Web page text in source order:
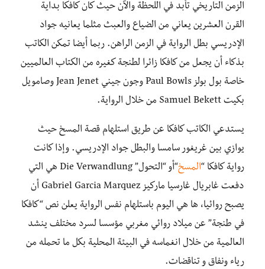
الزمن التاريخي تأبد في اللحظة والآن حيث كان كافكا بداية
القرن العشرين يعاني من الضياع والعبث مثلما يعانيه جواد
الإدريسي بطل الرواية في الزمن الراهن. ربما أيضا تمكن الكاتب
بذكاء أن يجعل من كافكا زائرا لطنجة كغيره من الكتاب العالميين
خاصة بول بولز Paul Bowls وجون جيني Jean Jenet وصامويل
بكيت Samuel Bekett من خلال الرواية.
يستدعي الكاتب كافكا عن طريق استلهام قصة المسخ حيث
يوازي بين غريغور سامسا والبطل جواد الإدريسي. وإذا كانت
رواية كافكا “المسخ
“أو “التحول” Die Verwandlung هي التي
دفعت غابريال غارسيا ماركيز Gabriel Garcia Marquez أن
يصبح روائيا، ها هي اليوم باستلهام نفس الرواية يعلن نص “كافكا
في طنجة” عن ميلاد روائي مغربي مؤسسا لسرد مختلف ينشد
العالمية من خلال انغماسه في البيئة المحلية بكل ما تحمله من
رياء ونفاق و تناقضات.